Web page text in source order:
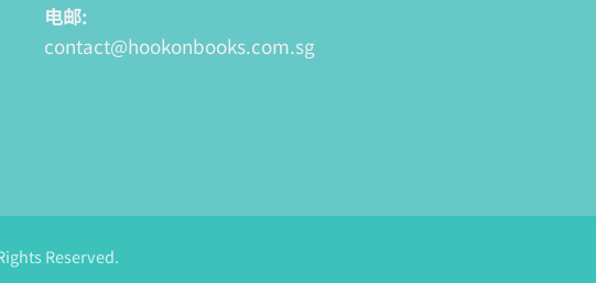
电邮:
contact@hookonbooks.com.sg
Reserved.